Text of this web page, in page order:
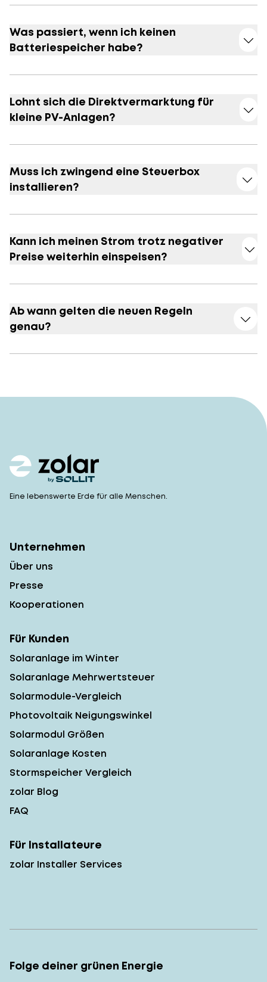
Was passiert, wenn ich keinen
Batteriespeicher habe?
Lohnt sich die Direktvermarktung für
kleine PV-Anlagen?
Muss ich zwingend eine Steuerbox
installieren?
Kann ich meinen Strom trotz negativer
Preise weiterhin einspeisen?
Ab wann gelten die neuen Regeln
genau?
Eine lebenswerte Erde für alle Menschen.
Unternehmen
Über uns
Presse
Kooperationen
Für Kunden
Solaranlage im Winter
Solaranlage Mehrwertsteuer
Solarmodule-Vergleich
Photovoltaik Neigungswinkel
Solarmodul Größen
Solaranlage Kosten
Stormspeicher Vergleich
zolar Blog
FAQ
Für Installateure
zolar Installer Services
Folge deiner grünen Energie